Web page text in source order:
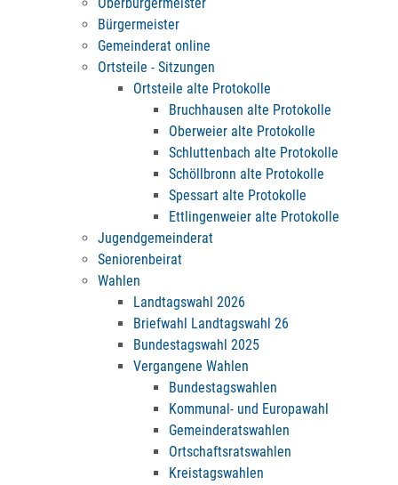
Bürgermeister
Gemeinderat online
Ortsteile - Sitzungen
Ortsteile alte Protokolle
Bruchhausen alte Protokolle
Oberweier alte Protokolle
Schluttenbach alte Protokolle
Schöllbronn alte Protokolle
Spessart alte Protokolle
Ettlingenweier alte Protokolle
Jugendgemeinderat
Seniorenbeirat
Wahlen
Landtagswahl 2026
Briefwahl Landtagswahl 26
Bundestagswahl 2025
Vergangene Wahlen
Bundestagswahlen
Kommunal- und Europawahl
Gemeinderatswahlen
Ortschaftsratswahlen
Kreistagswahlen